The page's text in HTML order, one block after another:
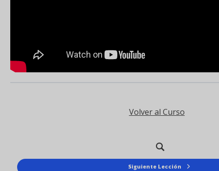
Volver al Curso
Siguiente Lección